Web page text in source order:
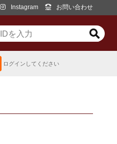
Instagram お問い合わせ
ログインしてください